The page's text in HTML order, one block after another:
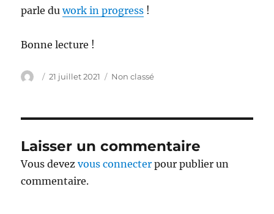
parle duwork in progress !
Bonne lecture !
Auteur
Publié
21 juillet 2021 Catégories
Non classé
Laisser un commentaire
Vous devezvous connecter pour publier un
commentaire.